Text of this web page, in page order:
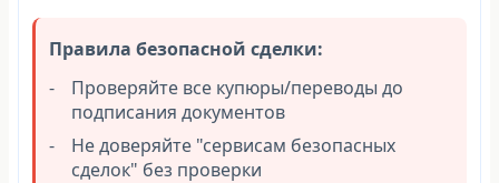
Правила безопасной сделки:
Проверяйте все купюры/переводы до
подписания документов
Не доверяйте "сервисам безопасных
сделок" без проверки